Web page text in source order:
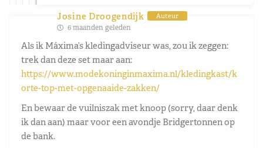
Josine Droogendijk Auteur
6 maanden geleden
Als ik Máxima’s kledingadviseur was, zou ik zeggen:
trek dan deze set maar aan:
https://www.modekoninginmaxima.nl/kledingkast/k
orte-top-met-opgenaaide-zakken/
En bewaar de vuilniszak met knoop (sorry, daar denk
ik dan aan) maar voor een avondje Bridgertonnen op
de bank.